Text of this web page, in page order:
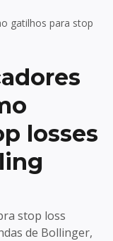
gatilhos para stop
losses
stop loss
de Bollinger,